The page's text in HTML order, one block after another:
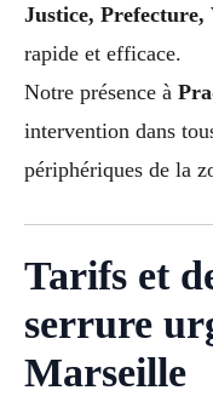
Justice, Prefecture,
rapide et efficace.
Notre présence à
intervention dans
périphériques de la
Tarifs et
serrure
Marseille